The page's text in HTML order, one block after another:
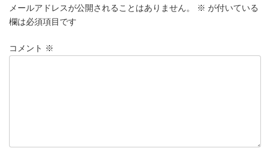
メールアドレスが公開されることはありません。 ※ が付いている
欄は必須項目です
コメント ※